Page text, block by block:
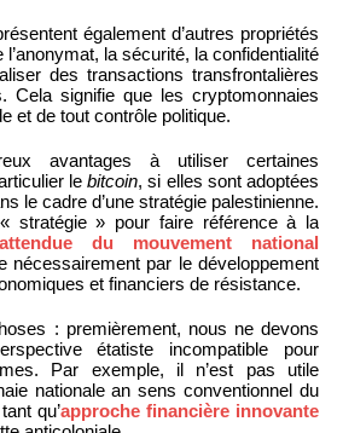
également d’autres propriétés
la sécurité, la confidentialité
des transactions transfrontalières
Cela signifie que les cryptomonnaies
et de tout contrôle politique.
avantages à utiliser certaines
le bitcoin, si elles sont adoptées
le cadre d’une stratégie palestinienne.
stratégie » pour faire référence à la
du mouvement national
nécessairement par le développement
et financiers de résistance.
: premièrement, nous ne devons
étatiste incompatible pour
Par exemple, il n’est pas utile
nationale an sens conventionnel du
qu’approche financière innovante